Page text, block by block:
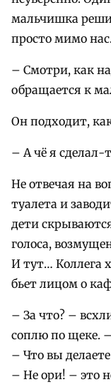
мальчишка
просто мимо нас.
– Смотри, как
обращается к
Он подходит,
– А чё я сделал-
Не отвечая на
туалета и
дети
голоса,
И тут… Коллега
бьет лицом о
– За что? –
соплю по щеке.
– Что вы
– Не ори! – это